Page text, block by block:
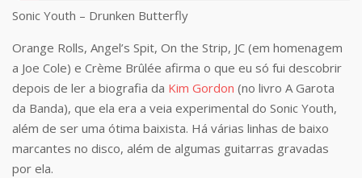
Sonic Youth – Drunken Butterfly
Orange Rolls, Angel’s Spit, On the Strip, JC (em homenagem
a Joe Cole) e Crème Brûlée afirma o que eu só fui descobrir
depois de ler a biografia da Kim Gordon (no livro A Garota
da Banda), que ela era a veia experimental do Sonic Youth,
além de ser uma ótima baixista. Há várias linhas de baixo
marcantes no disco, além de algumas guitarras gravadas
por ela.